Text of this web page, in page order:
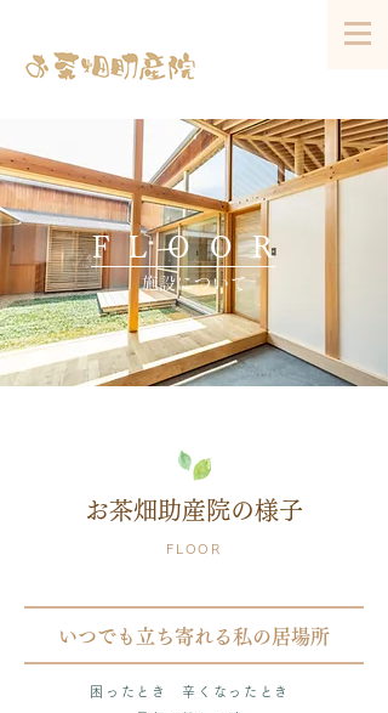
FLOOR
​施設について
お茶畑助産院の様子
FLOOR
いつでも立ち寄れる私の居場所
困ったとき 辛くなったとき